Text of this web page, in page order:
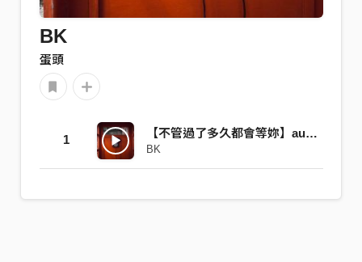
BK
蛋頭
1 【不管過了多久都會等妳】audio （Prod. EVOMUSIC）
BK